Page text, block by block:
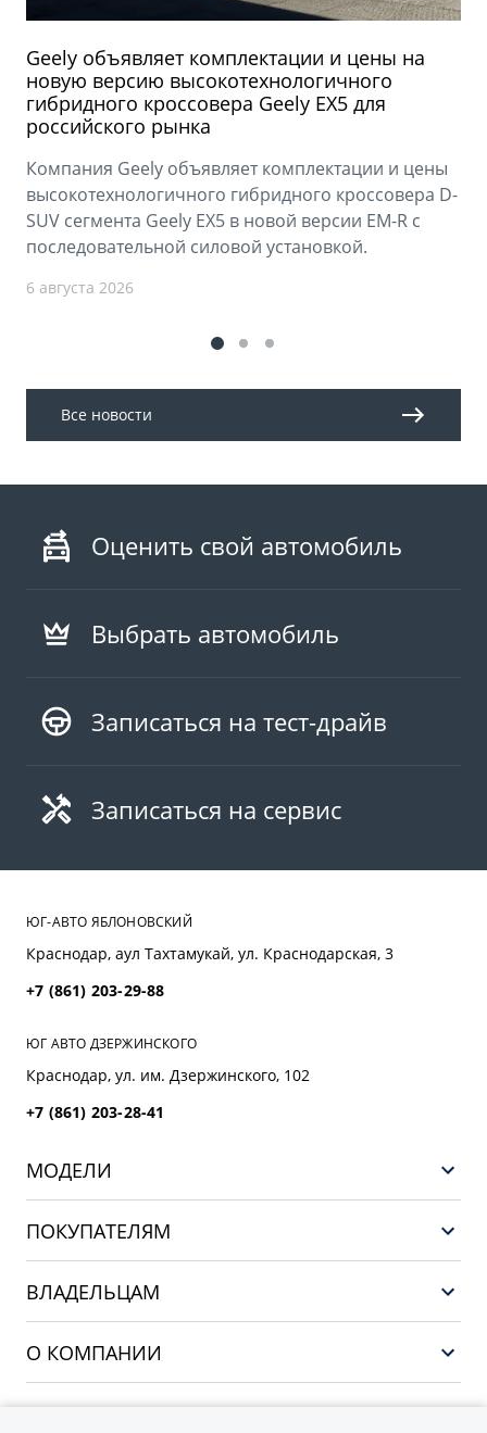
Geely объявляет комплектации и цены на
новую версию высокотехнологичного
гибридного кроссовера Geely EX5 для
российского рынка
Компания Geely объявляет комплектации и цены
высокотехнологичного гибридного кроссовера D-
SUV сегмента Geely EX5 в новой версии EM-R с
последовательной силовой установкой.
6 августа 2026
Все новости
Оценить свой автомобиль
Выбрать автомобиль
Записаться на тест-драйв
Записаться на сервис
ЮГ-АВТО ЯБЛОНОВСКИЙ
Краснодар, аул Тахтамукай, ул. Краснодарская, 3
+7 (861) 203-29-88
ЮГ АВТО ДЗЕРЖИНСКОГО
Краснодар, ул. им. Дзержинского, 102
+7 (861) 203-28-41
МОДЕЛИ
EX5
PREFACE
CITYRAY
ATLAS
ПОКУПАТЕЛЯМ
ВЛАДЕЛЬЦАМ
О КОМПАНИИ